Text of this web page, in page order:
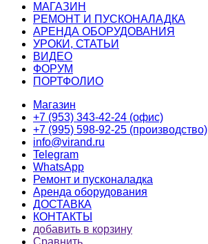
МАГАЗИН
РЕМОНТ И ПУСКОНАЛАДКА
АРЕНДА ОБОРУДОВАНИЯ
УРОКИ, СТАТЬИ
ВИДЕО
ФОРУМ
ПОРТФОЛИО
Магазин
+7 (953) 343-42-24 (офис)
+7 (995) 598-92-25 (производство)
info@virand.ru
Telegram
WhatsApp
Ремонт и пусконаладка
Аренда оборудования
ДОСТАВКА
КОНТАКТЫ
добавить в корзину